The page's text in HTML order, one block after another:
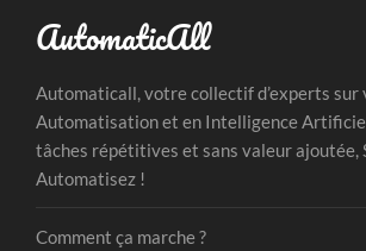
AutomaticAll
Automaticall, votre collectif d’experts sur
Automatisation et en Intelligence
tâches répétitives et sans valeur ajoutée,
Automatisez !
Comment ça marche ?